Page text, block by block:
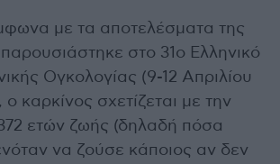
με τα αποτελέσματα της
στο 31ο Ελληνικό
Ογκολογίας (9-12 Απριλίου
καρκίνος σχετίζεται με την
ετών ζωής (δηλαδή πόσα
να ζούσε κάποιος αν δεν